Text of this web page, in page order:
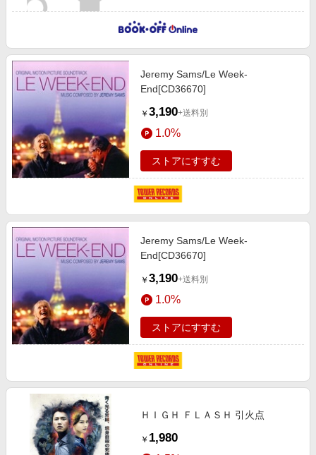
Jeremy Sams/Le Week-
End[CD36670]
￥ 3,190+送料別
1.0%
ストアにすすむ
Jeremy Sams/Le Week-
End[CD36670]
￥ 3,190+送料別
1.0%
ストアにすすむ
ＨＩＧＨ ＦＬＡＳＨ 引火点
￥ 1,980